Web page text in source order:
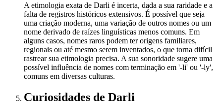
A etimologia exata de Darli é incerta, dada a sua raridade e a
falta de registros históricos extensivos. É possível que seja
uma criação moderna, uma variação de outros nomes ou um
nome derivado de raízes linguísticas menos comuns. Em
alguns casos, nomes raros podem ter origens familiares,
regionais ou até mesmo serem inventados, o que torna difícil
rastrear sua etimologia precisa. A sua sonoridade sugere uma
possível influência de nomes com terminação em '-li' ou '-ly',
comuns em diversas culturas.
Curiosidades de Darli